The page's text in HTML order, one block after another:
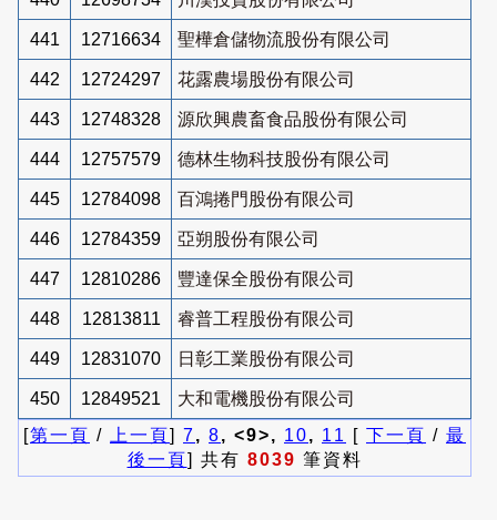
441 12716634 聖樺倉儲物流股份有限公司
442 12724297 花露農場股份有限公司
443 12748328 源欣興農畜食品股份有限公司
444 12757579 德林生物科技股份有限公司
445 12784098 百鴻捲門股份有限公司
446 12784359 亞朔股份有限公司
447 12810286 豐達保全股份有限公司
448 12813811 睿普工程股份有限公司
449 12831070 日彰工業股份有限公司
450 12849521
大和電機股份有限公司
[第一頁 / 上一頁] 7, 8, <9>, 10, 11 [ 下一頁 / 最
後一頁] 共有 8039 筆資料